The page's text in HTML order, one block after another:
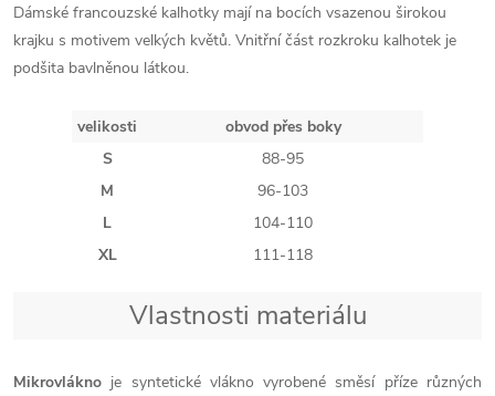
Dámské francouzské kalhotky mají na bocích vsazenou širokou
krajku s motivem velkých květů. Vnitřní část rozkroku kalhotek je
podšita bavlněnou látkou.
velikosti
obvod přes boky
S
88-95
M
96-103
L
104-110
XL
111-118
Vlastnosti materiálu
Mikrovlákno je syntetické vlákno vyrobené směsí příze různých